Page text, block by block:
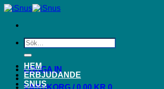
Skip
content
Sök
efter:
LOGGA IN
VARUKORG /0.00 KR 0
HEM
ERBJUDANDE
SNUS